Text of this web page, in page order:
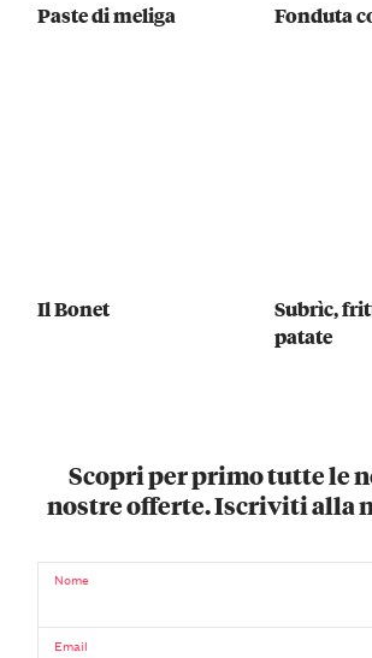
Paste di meliga Fonduta
Il Bonet
Subrìc,
patate
Scopri per primo tutte le
nostre offerte. Iscriviti alla
Nome
Email